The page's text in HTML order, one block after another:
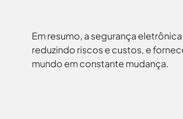
Em resumo, a segurança
reduzindo riscos e custos, e
mundo em constante mudança.